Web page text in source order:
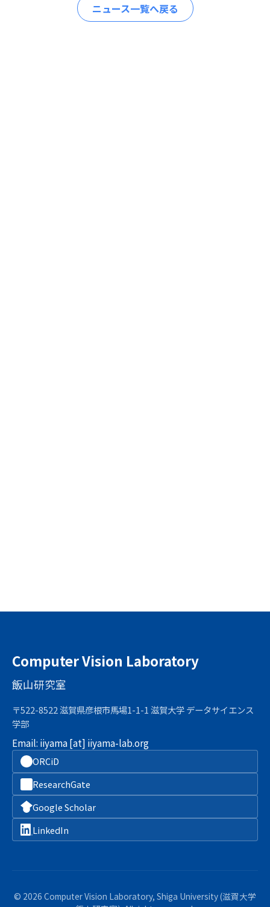
ニュース一覧へ戻る
Computer Vision Laboratory
飯山研究室
〒522-8522 滋賀県彦根市馬場1-1-1 滋賀大学 データサイエンス
学部
Email: iiyama [at] iiyama-lab.org
ORCiD
ResearchGate
Google Scholar
LinkedIn
© 2026 Computer Vision Laboratory, Shiga University (滋賀大学